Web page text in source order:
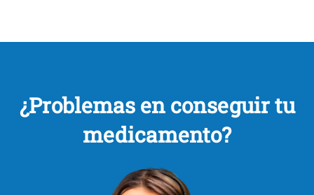
¿Problemas en conseguir tu
medicamento?